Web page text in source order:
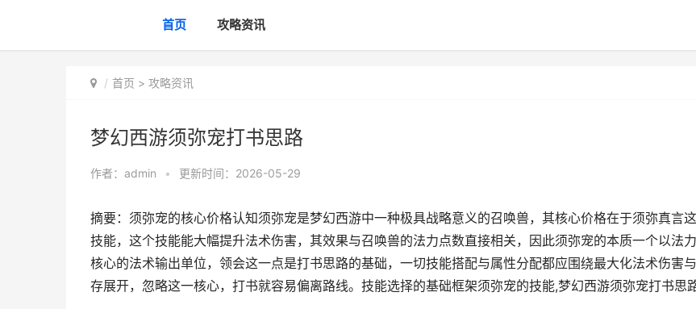
首页 攻略资讯
首页 > 攻略资讯
梦幻西游须弥宠打书思路
作者： admin • 更新时间：2026-05-29
摘要：须弥宠的核心价格认知须弥宠是梦幻西游中一种极具战略意义的召唤兽，其核心价格在于须弥真言
技能，这个技能能大幅提升法术伤害，其效果与召唤兽的法力点数直接相关，因此须弥宠的本质一个以法
核心的法术输出单位，领会这一点是打书思路的基础，一切技能搭配与属性分配都应围绕最大化法术伤害
存展开，忽略这一核心，打书就容易偏离路线。技能选择的基础框架须弥宠的技能,梦幻西游须弥宠打书思